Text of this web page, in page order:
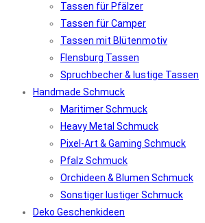
Tassen für Pfälzer
Tassen für Camper
Tassen mit Blütenmotiv
Flensburg Tassen
Spruchbecher & lustige Tassen
Handmade Schmuck
Maritimer Schmuck
Heavy Metal Schmuck
Pixel-Art & Gaming Schmuck
Pfalz Schmuck
Orchideen & Blumen Schmuck
Sonstiger lustiger Schmuck
Deko Geschenkideen